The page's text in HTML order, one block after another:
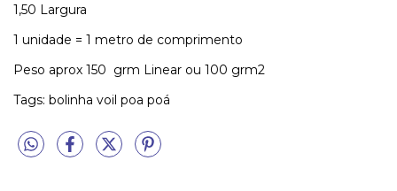
1,50 Largura
1 unidade = 1 metro de comprimento
Peso aprox 150 grm Linear ou 100 grm2
Tags: bolinha voil poa poá